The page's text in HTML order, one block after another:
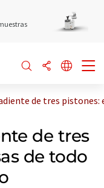
de tres pistones:
de tres
de todo